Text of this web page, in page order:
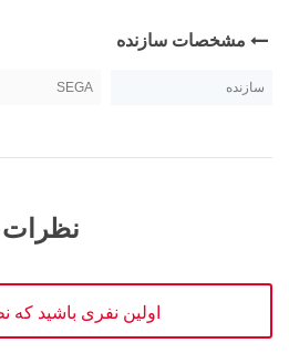
مشخصات سازنده
سازنده SEGA
نظرات
اولین نفری باشید که